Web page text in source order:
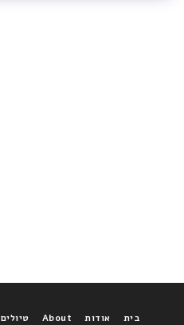
בית אודות About טיולים